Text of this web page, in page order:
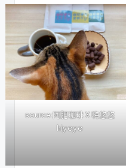
source:阿肥珈琲Ｘ嗨悠悠
hiyoyo